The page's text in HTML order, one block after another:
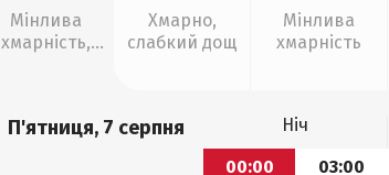
Мінлива
хмарність,
Хмарно,
слабкий дощ
Мінлива
хмарність
П'ятниця, 7 серпня Ніч
00:00
03:00